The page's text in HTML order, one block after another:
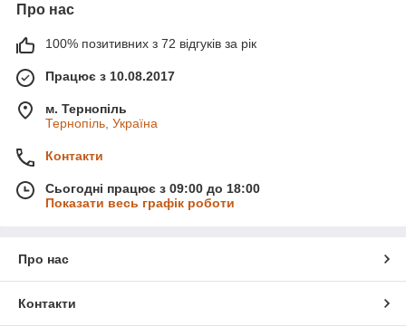
Про нас
100% позитивних з 72 відгуків за рік
Працює з 10.08.2017
м. Тернопіль
Тернопіль, Україна
Контакти
Сьогодні працює з 09:00 до 18:00
Показати весь графік роботи
Про нас
Контакти